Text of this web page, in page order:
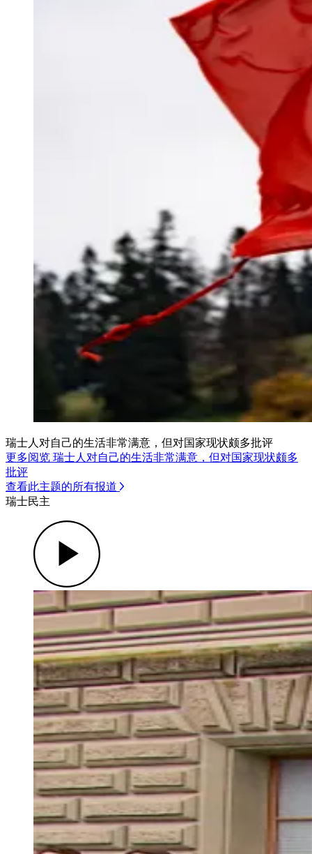
瑞士人对自己的生活非常满意，但对国家现状颇多批评
更多阅览 瑞士人对自己的生活非常满意，但对国家现状颇多
批评
查看此主题的所有报道
瑞士民主